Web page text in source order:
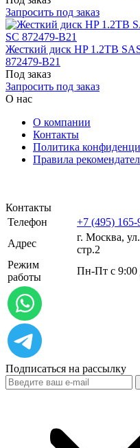
Запросить под заказ
Жесткий диск HP 1.2TB
872479-B21
Под заказ
Запросить под заказ
О нас
О компании
Контакты
Политика
Правила
Контакты
Телефон
+7 (495) 165-
Адрес
г. Москва,
стр.2
Режим
работы
Пн-Пт с 9:00
Подписаться на рассылку